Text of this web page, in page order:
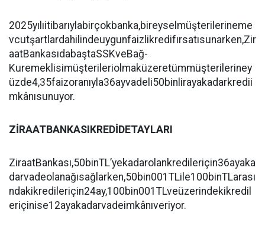
2025yılıitibarıylabirçokbanka,bireyselmüşterilerineme
vcutşartlardahilindeuygunfaizlikredifırsatısunarken,Zir
aatBankasıdabaştaSSKveBağ-
Kuremeklisimüşterileriolmaküzeretümmüşterileriney
üzde4,35faizoranıyla36ayvadeli50binlirayakadarkredii
mkânısunuyor.
ZİRAATBANKASIKREDİDETAYLARI
ZiraatBankası,50binTL’yekadarolankredileriçin36ayaka
darvadeolanağısağlarken,50bin001TLile100binTLarası
ndakikredileriçin24ay,100bin001TLveüzerindekikredil
eriçinise12ayakadarvadeimkânıveriyor.